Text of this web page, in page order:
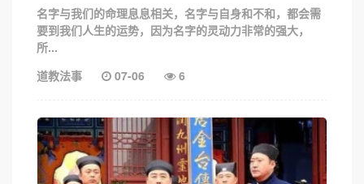
名字与我们的命理息息相关，名字与自身和不和，都会需
要到我们人生的运势，因为名字的灵动力非常的强大，
所...
道教法事
07-06 6